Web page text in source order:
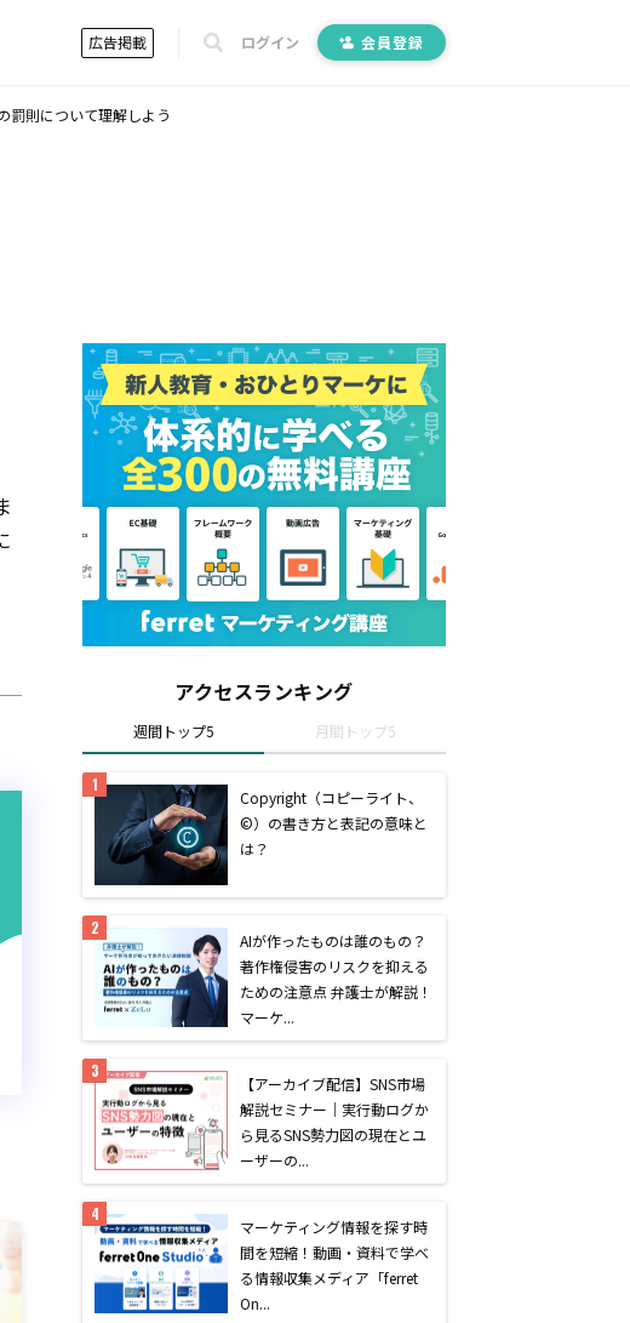
広告掲載 ログイン 会員登録
罰則について理解しよう
アクセスランキング
週間トップ5 月間トップ5
Copyright（コピーライト、
©）の書き方と表記の意味と
は？
AIが作ったものは誰のもの？
著作権侵害のリスクを抑える
ための注意点 弁護士が解説！
マーケ...
【アーカイブ配信】SNS市場
解説セミナー｜実行動ログか
ら見るSNS勢力図の現在とユ
ーザーの...
マーケティング情報を探す時
間を短縮！動画・資料で学べ
る情報収集メディア「ferret
On...